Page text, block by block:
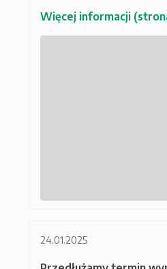
Więcej informacji
24.01.2025